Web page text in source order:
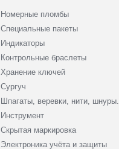
Номерные пломбы
Специальные пакеты
Индикаторы
Контрольные браслеты
Хранение ключей
Сургуч
Шпагаты, веревки, нити, шнуры.
Инструмент
Скрытая маркировка
Электроника учёта и защиты